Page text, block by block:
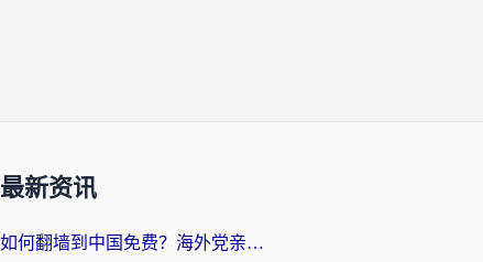
最新资讯
如何翻墙到中国免费？海外党亲测：从踩坑到选对加速器的全攻略